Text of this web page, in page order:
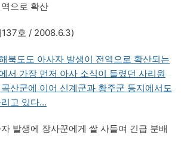
으로 확산
137호 / 2008.6.3)
북도도 아사자 발생이 전역으로 확산되는
서 가장 먼저 아사 소식이 들렸던 사리원
산군에 이어 신계군과 황주군 등지에서도
고 있다…
발생에 장사꾼에게 쌀 사들여 긴급 분배